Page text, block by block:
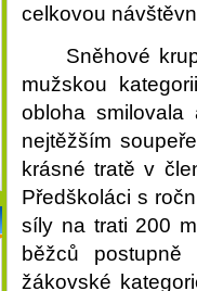
celkovou
Sněhové
mužskou
obloha
nejtěžším
krásné tratě v
Předškoláci s
síly na trati 200
běžců
žákovské